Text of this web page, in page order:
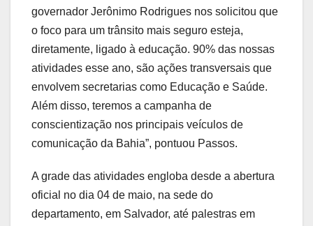
governador Jerônimo Rodrigues nos solicitou que
o foco para um trânsito mais seguro esteja,
diretamente, ligado à educação. 90% das nossas
atividades esse ano, são ações transversais que
envolvem secretarias como Educação e Saúde.
Além disso, teremos a campanha de
conscientização nos principais veículos de
comunicação da Bahia”, pontuou Passos.
A grade das atividades engloba desde a abertura
oficial no dia 04 de maio, na sede do
departamento, em Salvador, até palestras em